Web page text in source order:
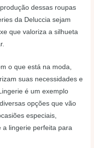
dessas roupas
da Deluccia sejam
que valoriza a silhueta
o que está na moda,
suas necessidades e
é um exemplo
opções que vão
especiais,
a lingerie perfeita para